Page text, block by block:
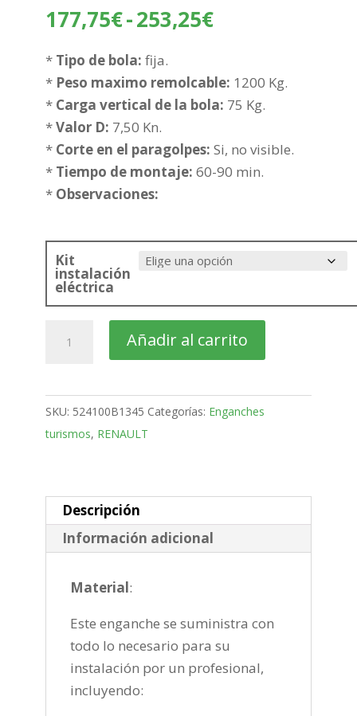
177,75€-253,25€Rango
desde
177,75€
253,25€
* Tipo de bola: fija.
* Peso maximo remolcable: 1200 Kg.
* Carga vertical de la bola: 75 Kg.
*Valor D: 7,50 Kn.
* Corte en el paragolpes: Si, no visible.
* Tiempo de montaje: 60-90 min.
* Observaciones:
Kit
instalación
eléctrica
Express
Bola
fija
de
Añadir al carrito
SKU: 524100B1345 Categorías: Enganches
turismos, RENAULT
Descripción
Información adicional
Material:
Este enganche se suministra con
todo lo necesario para su
instalación por un profesional,
incluyendo: